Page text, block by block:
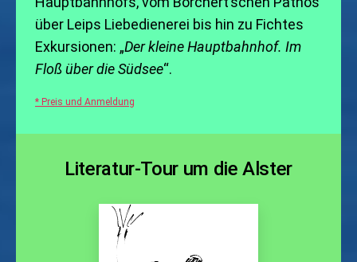
über Leips Liebedienerei bis hin zu Fichtes
Exkursionen: „Der kleine Hauptbahnhof. Im
Floß über die Südsee“.
* Preis und Anmeldung
Literatur-Tour um die Alster